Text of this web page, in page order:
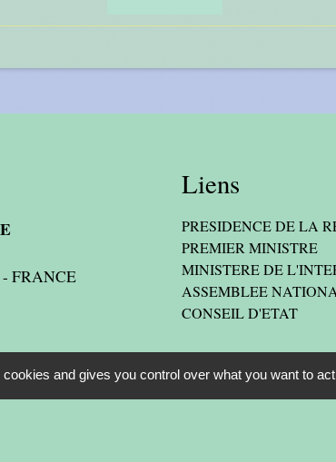
- FRANCE
Liens
PRESIDENCE DE LA
PREMIER MINISTRE
MINISTERE DE
ASSEMBLEE
CONSEIL D'ETAT
and gives you control over what you want to